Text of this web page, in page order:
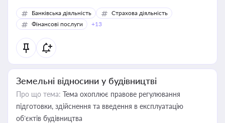
Банківська діяльність
Страхова діяльність
Фінансові послуги
+13
Земельні відносини у будівництві
Про що тема: Тема охоплює правове регулювання
підготовки, здійснення та введення в експлуатацію
об’єктів будівництва